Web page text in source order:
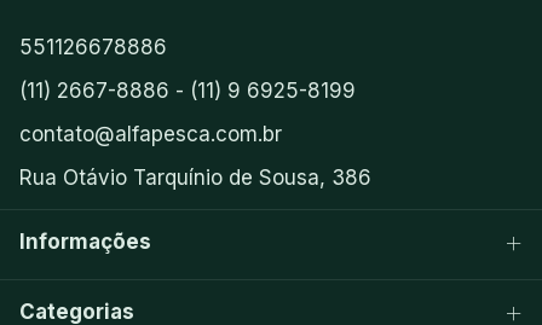
551126678886
(11) 2667-8886 - (11) 9 6925-8199
contato@alfapesca.com.br
Rua Otávio Tarquínio de Sousa, 386
Informações
Categorias